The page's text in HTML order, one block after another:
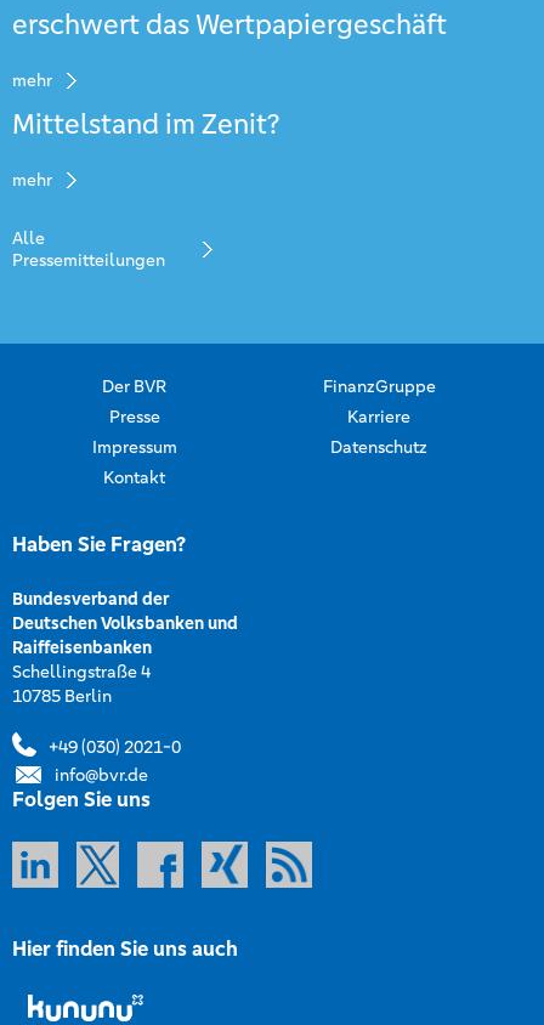
erschwert das Wertpapiergeschäft
mehr
Mittelstand im Zenit?
mehr
Alle
Pressemitteilungen
Der BVR
FinanzGruppe
Presse
Karriere
Impressum
Datenschutz
Kontakt
Haben Sie Fragen?
Bundesverband der
Deutschen Volksbanken und
Raiffeisenbanken
Schellingstraße 4
10785 Berlin
+49 (030) 2021-0
info@bvr.de
Folgen Sie uns
Hier finden Sie uns auch